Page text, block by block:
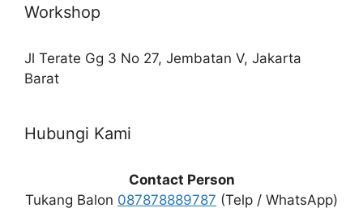
Workshop
Jl Terate Gg 3 No 27, Jembatan V, Jakarta
Barat
Hubungi Kami
Contact Person
Tukang Balon 087878889787 (Telp / WhatsApp)